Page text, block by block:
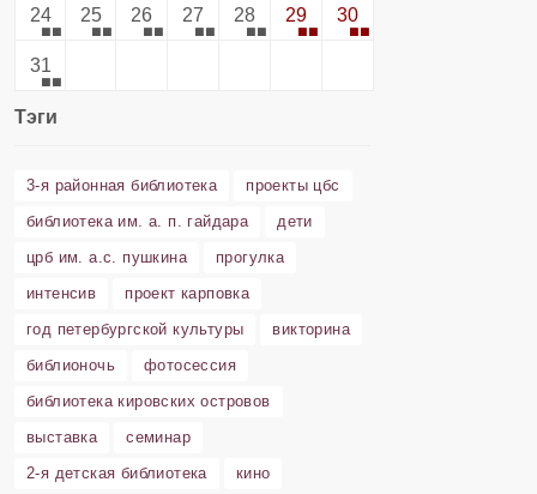
24 25 26 27 28 29 30
31
Тэги
3-я районная библиотека
проекты цбс
библиотека им. а. п. гайдара
дети
црб им. а.с. пушкина
прогулка
интенсив
проект карповка
год петербургской культуры
викторина
библионочь
фотосессия
библиотека кировских островов
выставка
семинар
2-я детская библиотека
кино